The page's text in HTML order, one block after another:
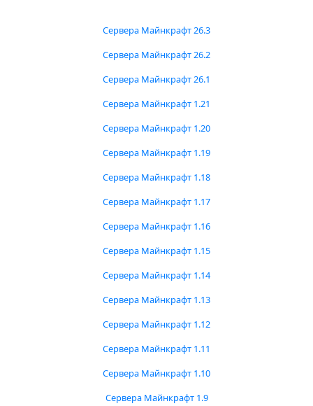
Сервера Майнкрафт 26.3
Сервера Майнкрафт 26.2
Сервера Майнкрафт 26.1
Сервера Майнкрафт 1.21
Сервера Майнкрафт 1.20
Сервера Майнкрафт 1.19
Сервера Майнкрафт 1.18
Сервера Майнкрафт 1.17
Сервера Майнкрафт 1.16
Сервера Майнкрафт 1.15
Сервера Майнкрафт 1.14
Сервера Майнкрафт 1.13
Сервера Майнкрафт 1.12
Сервера Майнкрафт 1.11
Сервера Майнкрафт 1.10
Сервера Майнкрафт 1.9